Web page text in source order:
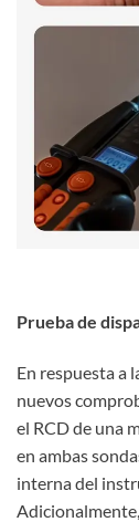
Prueba de
En respuesta a
nuevos
el RCD de una
en ambas
interna del